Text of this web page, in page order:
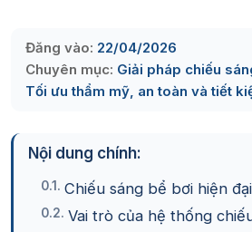
Đăng vào: 22/04/2026
Chuyên mục: Giải pháp chiếu
Tối ưu thẩm mỹ, an toàn và tiết
Nội dung chính:
Chiếu sáng bể bơi hiện
Vai trò của hệ thống